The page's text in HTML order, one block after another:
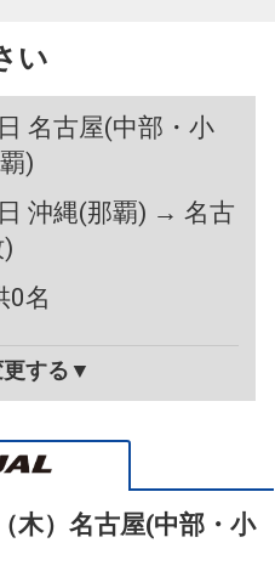
い
名古屋(中部・小
)
沖縄(那覇) → 名古
0名
更する▼
） 名古屋(中部・小